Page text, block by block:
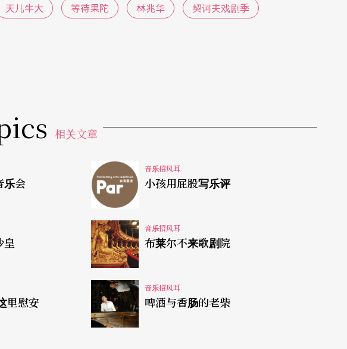
离道。
牛大擅长的风格，不免让人怀疑，最先想启用男身反串三姊妹，到
见。
书法家良宽的墨宝：「青山前与后，白云西又东，纵有经过客，
懂的汉字，不知巴黎的节目单有否这神来一笔？这诗放在契诃夫
世故与百无聊赖，并没有激烈冲突。就像第三幕的火灾，烧的是
自己的堂屋，震荡里有种故做镇静。
十一年了，三姊妹成天就指望著，回去莫斯科吧，那里才有希
指望的大哥，讨了俗气的老婆，变得越来越不争气，回莫斯科当
契诃夫，说不定出现沟口健二或小津安二郎的秋刀鱼味。古典能
天儿牛大 等待果陀 林兆华
契诃夫戏剧季
相关文章
乐会
音乐招风耳
小孩用屁股写乐评
皇
音乐招风耳
布莱尔不来歌剧院
里慰安
音乐招风耳
啤酒与香肠的老柴